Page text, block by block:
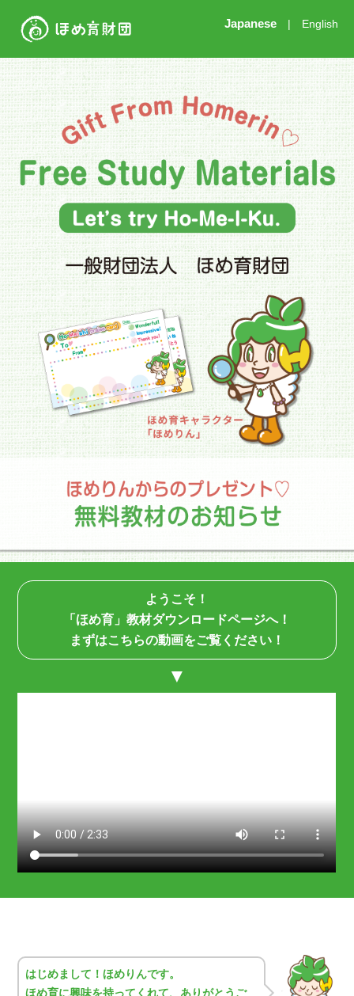
Japanese | English
ようこそ！
「ほめ育」教材ダウンロードページへ！
まずはこちらの動画をご覧ください！
▼
はじめまして！ほめりんです。
ほめ育に興味を持ってくれて、ありがとうご